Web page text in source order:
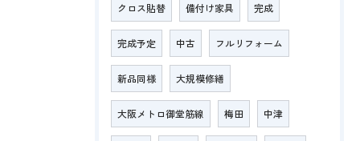
クロス貼替 備付け家具 完成
完成予定 中古 フルリフォーム
新品同様 大規模修繕
大阪メトロ御堂筋線 梅田 中津